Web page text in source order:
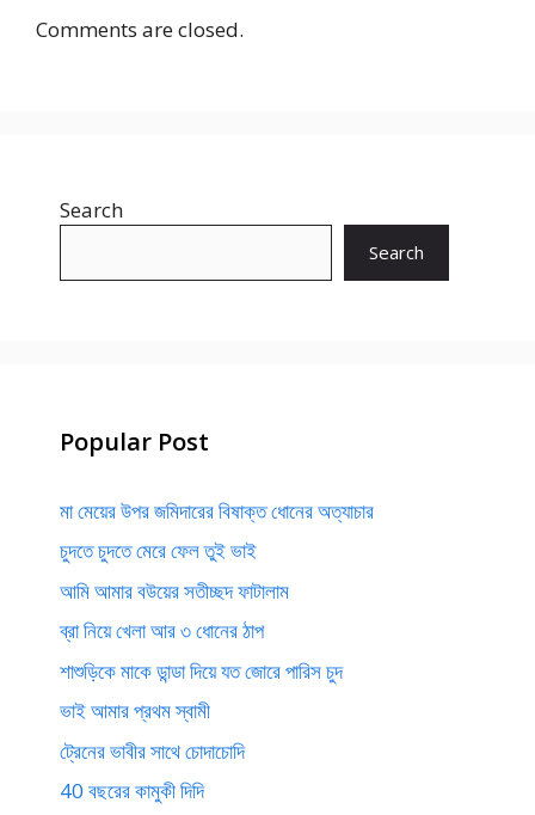
Comments are closed.
Search
Search
Popular Post
মা মেয়ের উপর জমিদারের বিষাক্ত ধোনের অত্যাচার
চুদতে চুদতে মেরে ফেল তুই ভাই
আমি আমার বউয়ের সতীচ্ছদ ফাটালাম
ব্রা নিয়ে খেলা আর ৩ ধোনের ঠাপ
শাশুড়িকে মাকে ডান্ডা দিয়ে যত জোরে পারিস চুদ
ভাই আমার প্রথম স্বামী
ট্রেনের ভাবীর সাথে চোদাচোদি
40 বছরের কামুকী দিদি